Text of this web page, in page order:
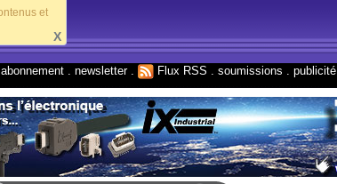
et
X
abonnement newsletter. Flux RSS soumissions publicité